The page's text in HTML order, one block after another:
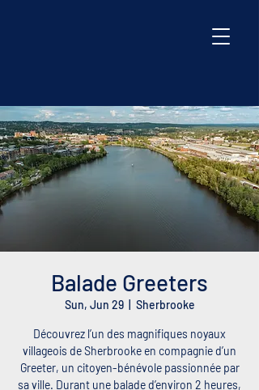
Balade Greeters
Sun, Jun 29
  |
Sherbrooke
Découvrez l’un des magnifiques noyaux
villageois de Sherbrooke en compagnie d’un
Greeter, un citoyen-bénévole passionnée par
sa ville. Durant une balade d’environ 2 heures,